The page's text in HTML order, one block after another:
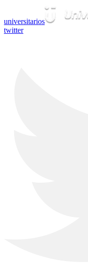
universitarios
twitter